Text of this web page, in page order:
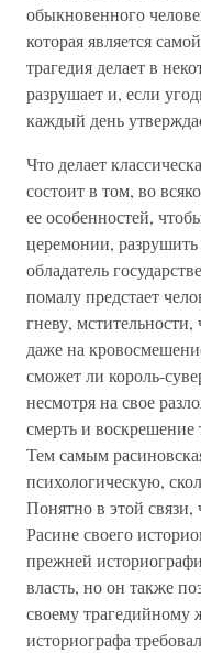
обыкновенного
которая является
трагедия делает в
разрушает и, если
каждый день
Что делает
состоит в том, во
ее особенностей,
церемонии, разрушить
обладатель
помалу предстает
гневу,
даже на
сможет ли король-
несмотря на свое
смерть и воскрешение
Тем самым
психологическую,
Понятно в этой
Расине своего
прежней
власть, но он также
своему трагедийному
историографа